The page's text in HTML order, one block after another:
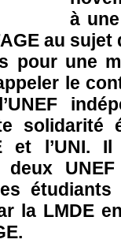
à
au
pour une
le
solidarité
et l’UNI.
étudiants
la LMDE